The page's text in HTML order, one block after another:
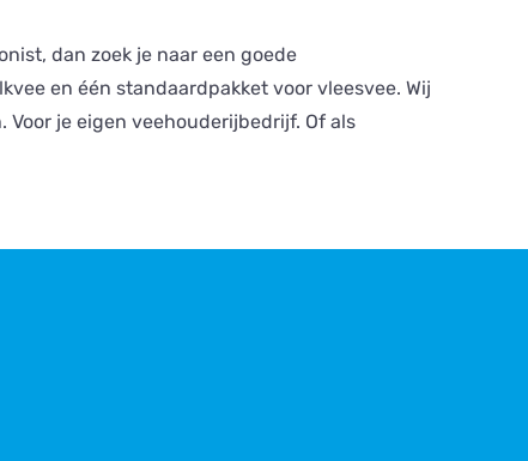
dan zoek je naar een goede
en één standaardpakket voor vleesvee. Wij
je eigen veehouderijbedrijf. Of als